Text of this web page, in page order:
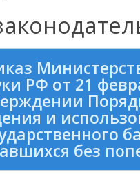
РФ от 21
и
без